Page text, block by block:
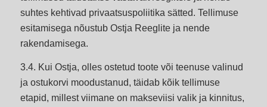
suhtes kehtivad privaatsuspoliitika sätted. Tellimuse
esitamisega nõustub Ostja Reeglite ja nende
rakendamisega.
3.4. Kui Ostja, olles ostetud toote või teenuse valinud
ja ostukorvi moodustanud, täidab kõik tellimuse
etapid, millest viimane on makseviisi valik ja kinnitus,